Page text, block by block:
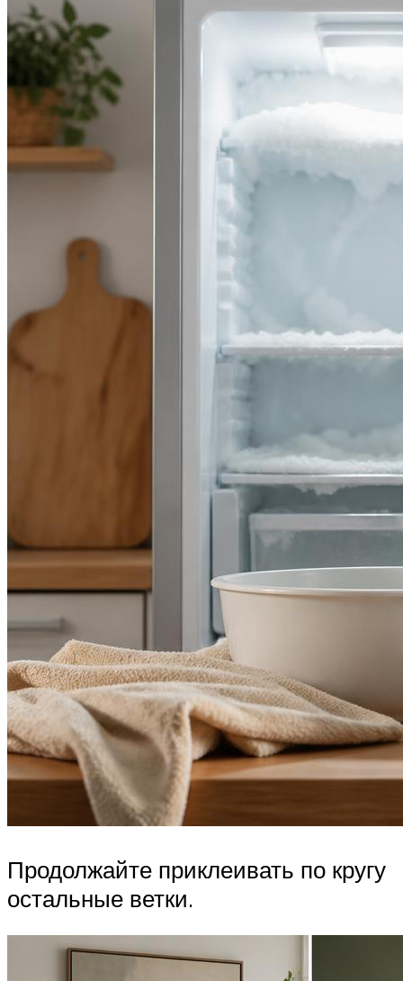
Продолжайте приклеивать по кругу
остальные ветки.